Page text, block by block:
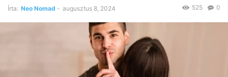
Írta: Neo Nomad - augusztus 8, 2024 0
525